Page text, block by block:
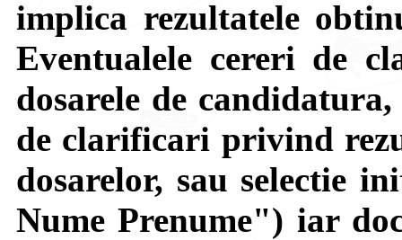
implica rezultatele
Eventualele cereri de
dosarele de
de clarificari privind
dosarelor, sau selectie
Nume Prenume") iar